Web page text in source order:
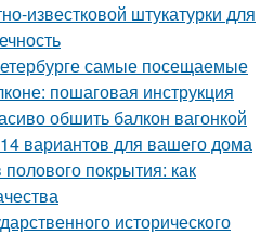
известковой штукатурки для
самые посещаемые
пошаговая инструкция
обшить балкон вагонкой
вариантов для вашего дома
покрытия: как
исторического